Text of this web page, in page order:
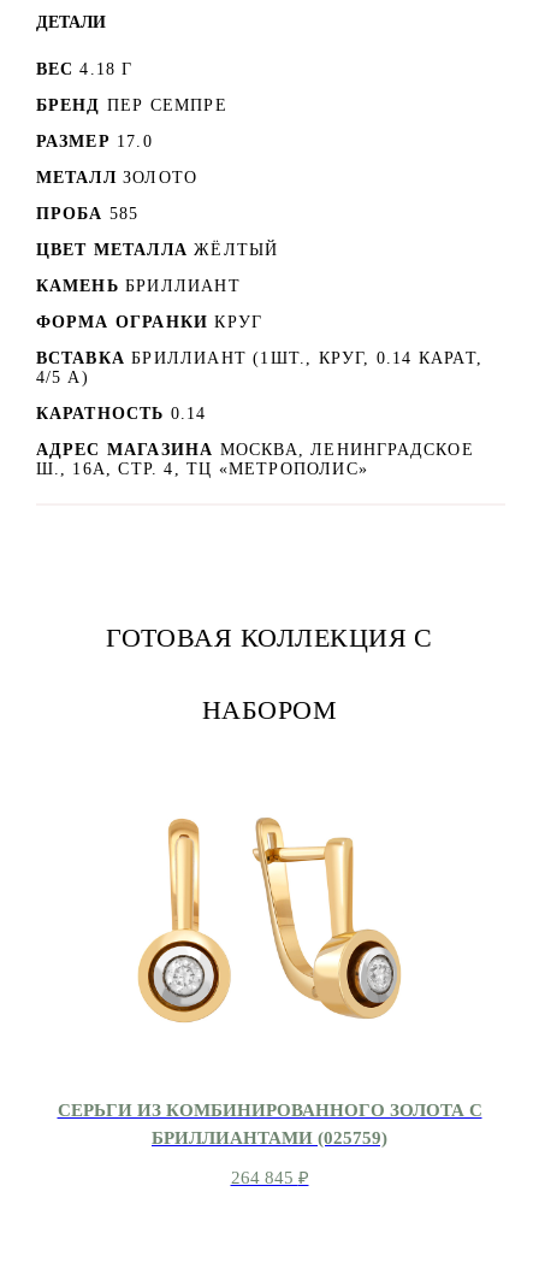
ДЕТАЛИ
ВЕС 4.18 Г
БРЕНД ПЕР СЕМПРЕ
РАЗМЕР 17.0
МЕТАЛЛ ЗОЛОТО
ПРОБА 585
ЦВЕТ МЕТАЛЛА ЖЁЛТЫЙ
КАМЕНЬ БРИЛЛИАНТ
ФОРМА ОГРАНКИ КРУГ
ВСТАВКА БРИЛЛИАНТ (1ШТ., КРУГ, 0.14 КАРАТ,
4/5 А)
КАРАТНОСТЬ 0.14
АДРЕС МАГАЗИНА МОСКВА, ЛЕНИНГРАДСКОЕ
Ш., 16А, СТР. 4, ТЦ «МЕТРОПОЛИС»
ГОТОВАЯ КОЛЛЕКЦИЯ С
НАБОРОМ
СЕРЬГИ ИЗ КОМБИНИРОВАННОГО ЗОЛОТА С
БРИЛЛИАНТАМИ (025759)
264 845 ₽